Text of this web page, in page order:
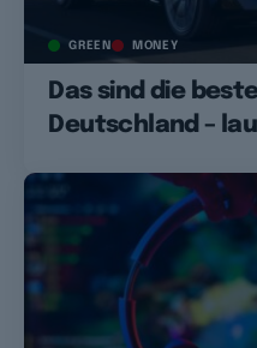
GREEN MONEY
Das sind die
Deutschland –